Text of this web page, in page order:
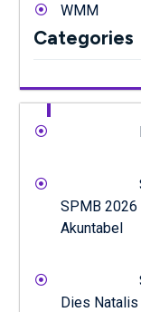
WMM
Categories
SPMB 2026
Akuntabel
Dies